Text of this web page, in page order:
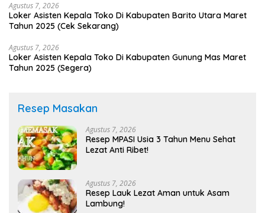
Agustus 7, 2026
Loker Asisten Kepala Toko Di Kabupaten Barito Utara Maret
Tahun 2025 (Cek Sekarang)
Agustus 7, 2026
Loker Asisten Kepala Toko Di Kabupaten Gunung Mas Maret
Tahun 2025 (Segera)
Resep Masakan
Agustus 7, 2026
Resep MPASI Usia 3 Tahun Menu Sehat
Lezat Anti Ribet!
Agustus 7, 2026
Resep Lauk Lezat Aman untuk Asam
Lambung!